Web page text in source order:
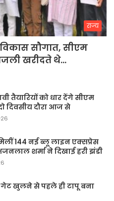
राज्य
सौगात, सीएम
खरीदते थे…
तैयारियों को धार देंगे सीएम
दिवसीय दौरा आज से
144 नई ब्लू लाइन एक्सप्रेस
शर्मा ने दिखाई हरी झंडी
गेट खुलने से पहले ही टापू बना